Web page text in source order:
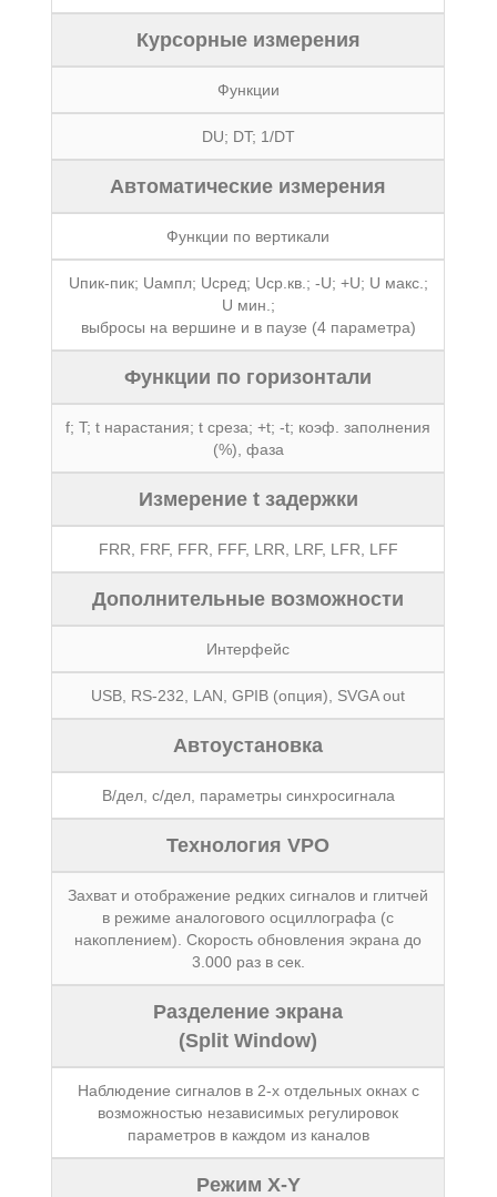
Курсорные измерения
Функции
DU; DT; 1/DT
Автоматические измерения
Функции по вертикали
Uпик-пик; Uампл; Uсред; Uср.кв.; -U; +U; U макс.;
U мин.;
выбросы на вершине и в паузе (4 параметра)
Функции по горизонтали
f; T; t нарастания; t среза; +t; -t; коэф. заполнения
(%), фаза
Измерение t задержки
FRR, FRF, FFR, FFF, LRR, LRF, LFR, LFF
Дополнительные возможности
Интерфейс
USB, RS-232, LAN, GPIB (опция), SVGA out
Автоустановка
В/дел, с/дел, параметры синхросигнала
Технология VPO
Захват и отображение редких сигналов и глитчей
в режиме аналогового осциллографа (с
накоплением). Скорость обновления экрана до
3.000 раз в сек.
Разделение экрана
(Split Window)
Наблюдение сигналов в 2-х отдельных окнах с
возможностью независимых регулировок
параметров в каждом из каналов
Режим X-Y